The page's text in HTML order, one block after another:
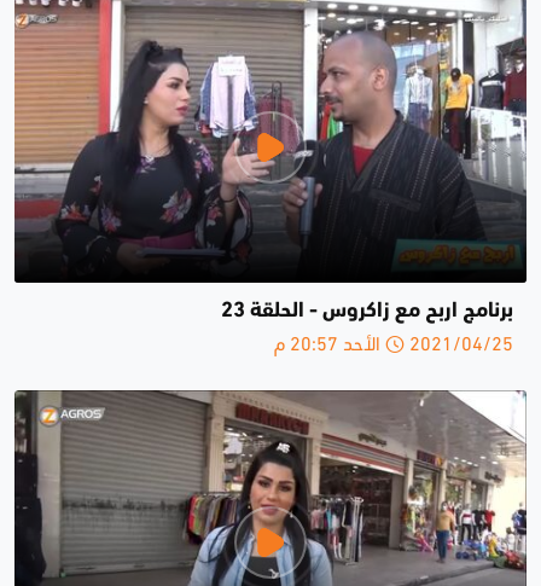
برنامج اربح مع زاكروس - الحلقة 23
2021/04/25 الأحد 20:57 م